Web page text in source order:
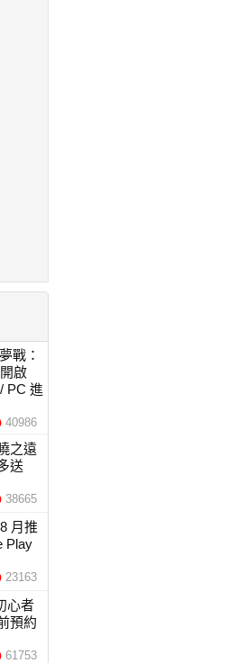
戰：
啟
PC 進
40986
之遠
送
38665
月推
Play
23163
心者
預約
61753